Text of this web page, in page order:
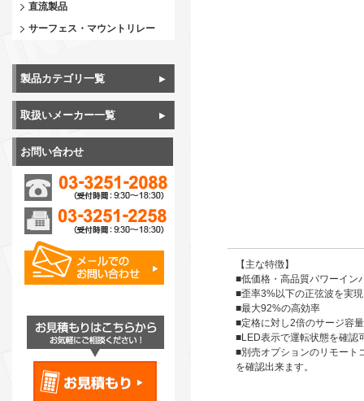
直流製品
サーフェス・マウントリレー
製品カテゴリ一覧
取扱いメーカー一覧
お問い合わせ
【主な特徴】
■低価格・高品質パワーイン
■歪率3%以下の正弦波を実
■最大92%の高効率
■定格に対し2倍のサージ容
■LED表示で運転状態を確認
■別売オプションのリモート
を確認出来ます。